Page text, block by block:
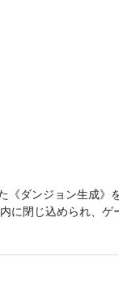
《ダンジョン生成》
閉じ込められ、ゲ
は謎のエリア《ロス
が力を合わせてデス